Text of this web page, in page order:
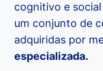
cognitivo e
um conjunto de
adquiridas por
especializada.